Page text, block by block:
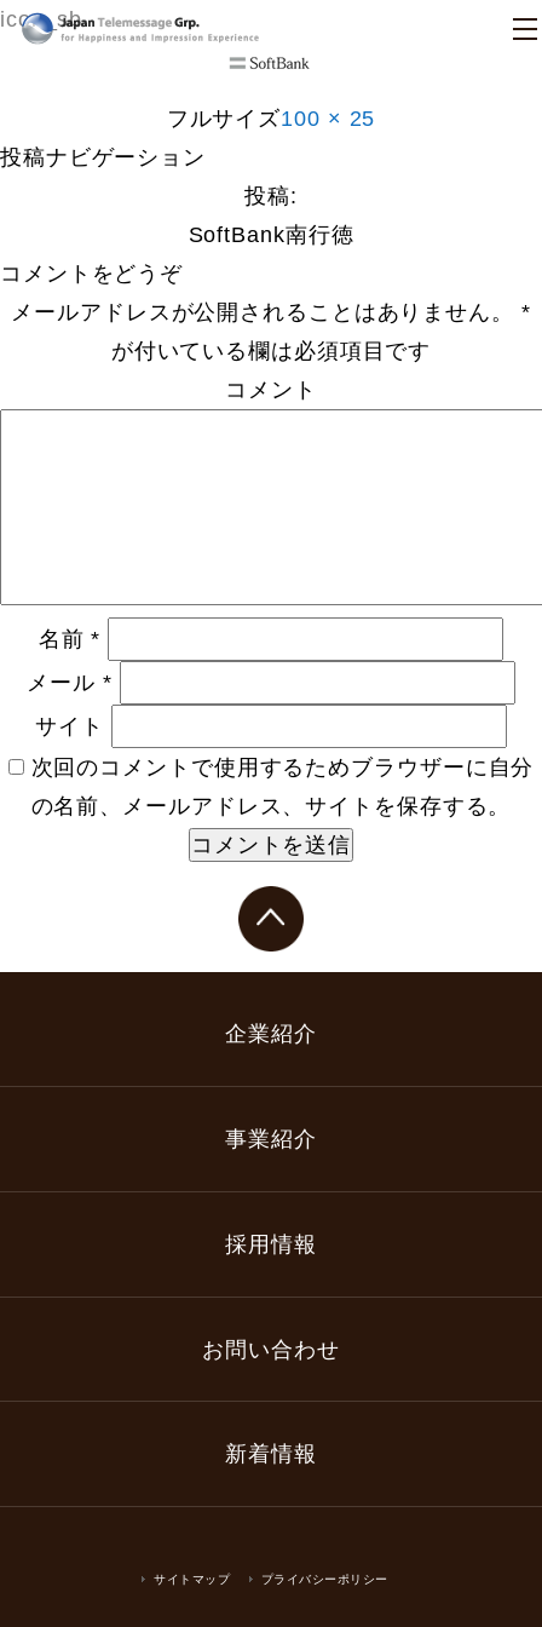
icon_sb
フルサイズ100 × 25
投稿ナビゲーション
投稿:
SoftBank南行徳
コメントをどうぞ
メールアドレスが公開されることはありません。
*
が付いている欄は必須項目です
コメント
名前*
メール *
サイト
次回のコメントで使用するためブラウザーに自分
の名前、メールアドレス、サイトを保存する。
企業紹介
事業紹介
採用情報
お問い合わせ
新着情報
サイトマップ プライバシーポリシー